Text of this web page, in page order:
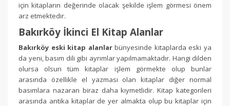
için kitapların değerinde olacak şekilde işlem görmesi önem
arz etmektedir.
Bakırköy İkinci El Kitap Alanlar
Bakırköy eski kitap alanlarbünyesinde kitaplarda eski ya
da yeni, basım dili gibi ayrımlar yapılmamaktadır. Hangi dilden
olursa olsun tüm kitaplar işlem görmekte olup bunlar
arasında özellikle el yazması olan kitaplar diğer normal
basımlara nazaran biraz daha kıymetlidir. Kitap kategorileri
arasında antika kitaplar de yer almakta olup bu kitaplar için